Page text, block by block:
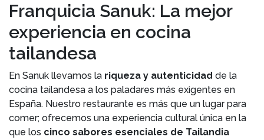
Franquicia Sanuk: La mejor
experiencia en cocina
tailandesa
En Sanuk llevamos la riqueza y autenticidad de la
cocina tailandesa a los paladares más exigentes en
España. Nuestro restaurante es más que un lugar para
comer; ofrecemos una experiencia cultural única en la
que los cinco sabores esenciales de Tailandia